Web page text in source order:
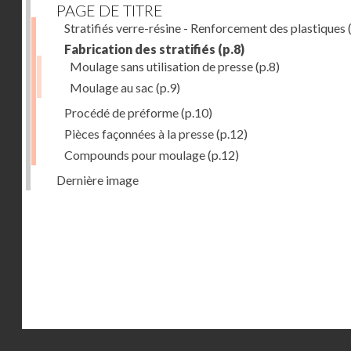
PAGE DE TITRE
Stratifiés verre-résine - Renforcement des plastiques
Fabrication des stratifiés (p.8)
Moulage sans utilisation de presse(p.8)
Moulage au sac (p.9)
Procédé de préforme(p.10)
Pièces façonnées à la presse(p.12)
Compounds pour moulage(p.12)
Dernière image